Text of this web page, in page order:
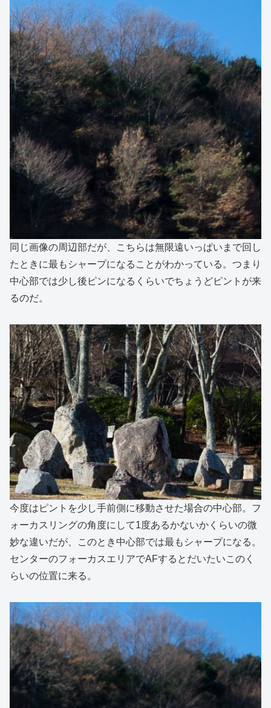
同じ画像の周辺部だが、こちらは無限遠いっぱいまで回し
たときに最もシャープになることがわかっている。つまり
中心部では少し後ピンになるくらいでちょうどピントが来
るのだ。
今度はピントを少し手前側に移動させた場合の中心部。フ
ォーカスリングの角度にして1度あるかないかくらいの微
妙な違いだが、このとき中心部では最もシャープになる。
センターのフォーカスエリアでAFするとだいたいこのく
らいの位置に来る。